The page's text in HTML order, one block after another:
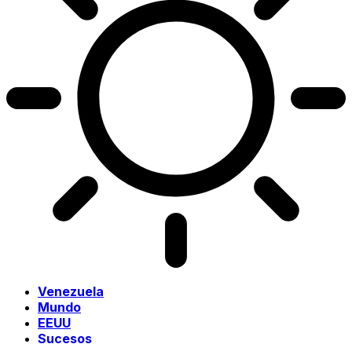
Venezuela
Mundo
EEUU
Sucesos